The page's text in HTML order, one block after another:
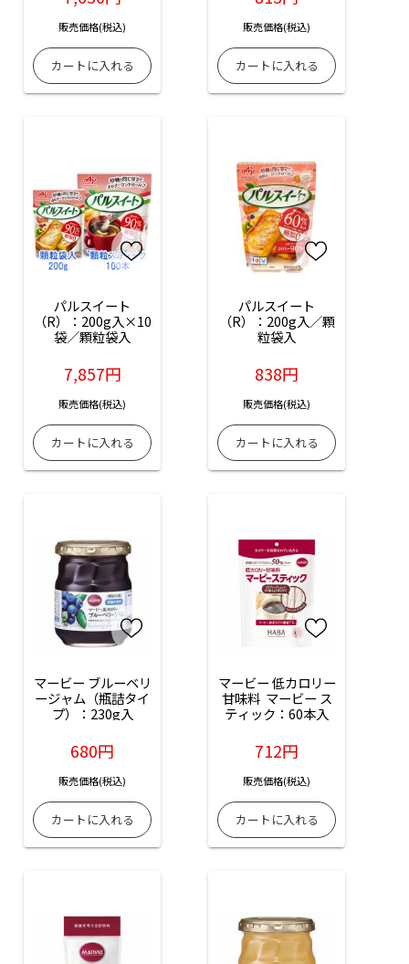
販売価格(税込) 販売価格(税込)
パルスイート
（R）：200g入×10
袋／顆粒袋入
7,857円
販売価格(税込)
パルスイート
（R）：200g入／顆
粒袋入
838円
販売価格(税込)
マービー ブルーベリ
ージャム（瓶詰タイ
プ）：230g入
680円
販売価格(税込)
マービー 低カロリー
甘味料  マービー ス
ティック：60本入
712円
販売価格(税込)